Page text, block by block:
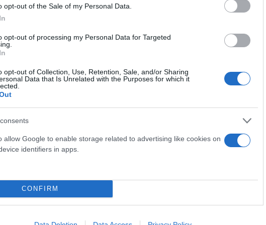
opt-out of the Sale of my Personal Data.
opt-out of processing my Personal Data for Targeted
opt-out of Collection, Use, Retention, Sale, and/or Sharing
Data that Is Unrelated with the Purposes for which it
allow Google to enable storage related to advertising like cookies on
identifiers in apps.
CONFIRM
δρόμο της παραμονής, 2-1 τον ΠΑΣ Γιάννινα
το παρθενικό γκολ του Λόνγκο
Κάπως έβαλε το... χεράκι του ο Καρλίτος
Γιάννινα